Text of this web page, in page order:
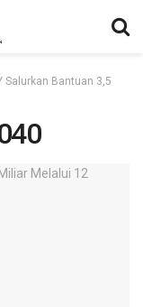
Salurkan Bantuan 3,5